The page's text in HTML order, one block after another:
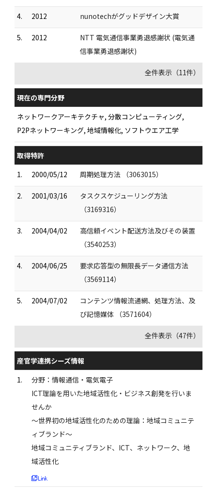
4. 2012 nunotechがグッドデザイン大賞
5. 2012
NTT 電気通信事業勇退感謝状 (電気通
信事業勇退感謝状)
全件表示（11件）
現在の専門分野
ネットワークアーキテクチャ, 分散コンピューティング,
P2Pネットワーキング, 地域情報化, ソフトウエア工学
取得特許
1.
2000/05/12 周期処理方法 （3063015）
2. 2001/03/16
タスクスケジューリング方法
（3169316）
3. 2004/04/02
高信頼イベント配送方法及びその装置
（3540253）
4. 2004/06/25
要求応答型の無限長データ通信方法
（3569114）
5. 2004/07/02
コンテンツ情報流通網、処理方法、及
び記憶媒体 （3571604）
全件表示（47件）
産官学連携シーズ情報
1.
分野：情報通信・電気電子
ICT理論を用いた地域活性化・ビジネス創発を行いま
せんか
～世界初の地域活性化のための理論：地域コミュニテ
ィブランド～
地域コミュニティブランド、ICT、ネットワーク、地
域活性化